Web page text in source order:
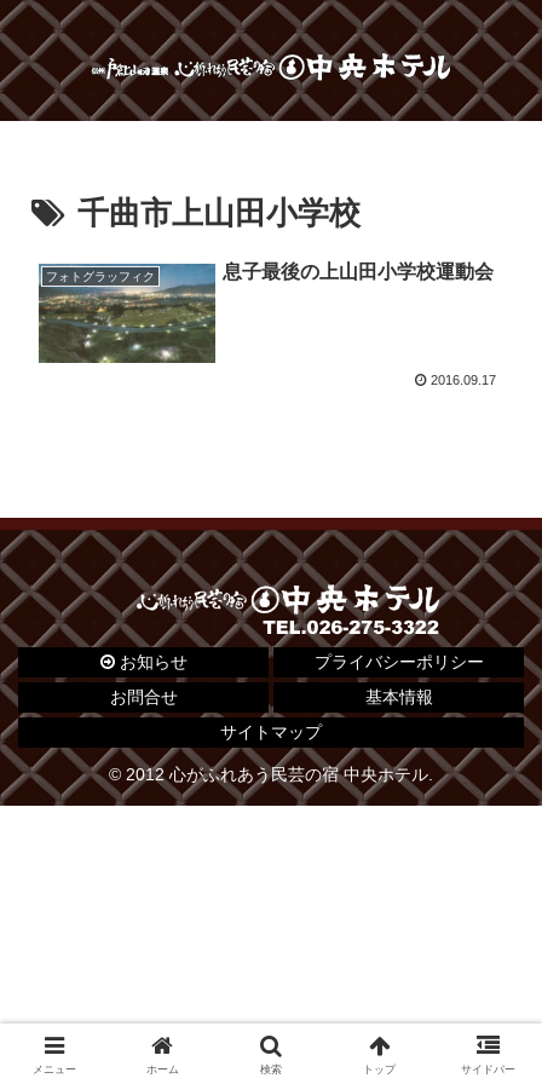
千曲市上山田小学校
フォトグラッフィク 息子最後の上山田小学校運動会
2016.09.17
お知らせ
プライバシーポリシー
お問合せ
基本情報
サイトマップ
© 2012 心がふれあう民芸の宿 中央ホテル.
メニュー ホーム 検索 トップ サイドバー